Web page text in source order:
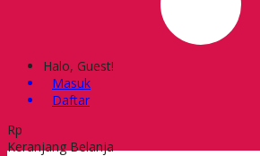
Halo, Guest!
Masuk
Daftar
Rp
Keranjang Belanja